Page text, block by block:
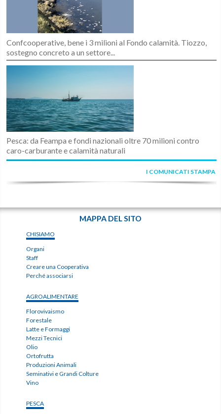
Confcooperative, bene i 3 milioni al Fondo calamità. Tiozzo,
sostegno concreto a un settore...
Pesca: da Feampa e fondi nazionali oltre 70 milioni contro
caro-carburante e calamità naturali
I COMUNICATI STAMPA
MAPPA DEL SITO
CHISIAMO
Organi
Staff
Creare una Cooperativa
Perché associarsi
AGROALIMENTARE
Florovivaismo
Forestale
Latte e Formaggi
Mezzi Tecnici
Olio
Ortofrutta
Produzioni Animali
Seminativi e Grandi Colture
Vino
PESCA